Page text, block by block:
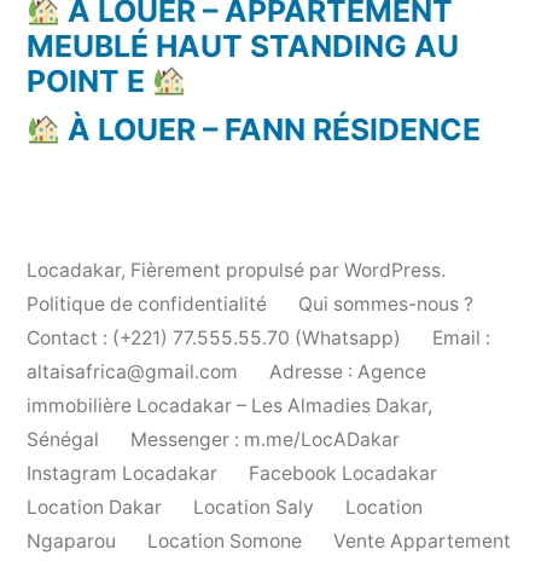
À LOUER – APPARTEMENT
MEUBLÉ HAUT STANDING AU
POINT E
À LOUER – FANN RÉSIDENCE
Locadakar, Fièrement propulsé par WordPress.
Politique de confidentialité
Qui sommes-nous ?
Contact : (+221) 77.555.55.70 (Whatsapp)
Email :
altaisafrica@gmail.com
Adresse : Agence
immobilière Locadakar – Les Almadies Dakar,
Sénégal
Messenger : m.me/LocADakar
Instagram Locadakar
Facebook Locadakar
Location Dakar
Location Saly
Location
Ngaparou
Location Somone Vente Appartement